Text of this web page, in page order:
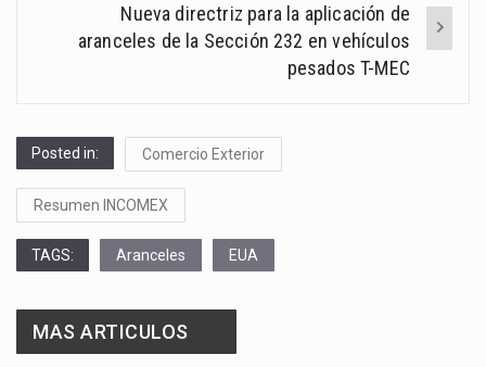
Nueva directriz para la aplicación de
aranceles de la Sección 232 en vehículos
pesados T-MEC
Posted in: Comercio Exterior
Resumen INCOMEX
TAGS: Aranceles EUA
MAS ARTICULOS